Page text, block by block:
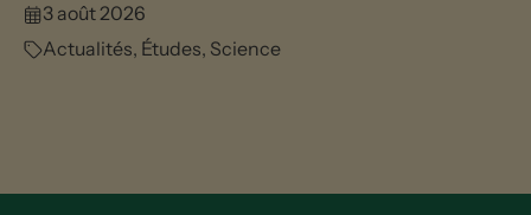
3 août 2026
Actualités, Études, Science